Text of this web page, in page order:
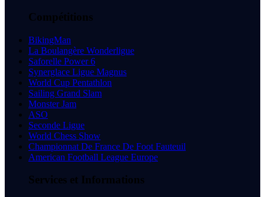
Compétitions
BikingMan
La Boulangère Wonderligue
Saforelle Power 6
Synerglace Ligue Magnus
World Cup Pentathlon
Sailing Grand Slam
Monster Jam
ASO
Seconde Ligue
World Chess Show
Championnat De France De Foot Fauteuil
American Football League Europe
Services et Informations